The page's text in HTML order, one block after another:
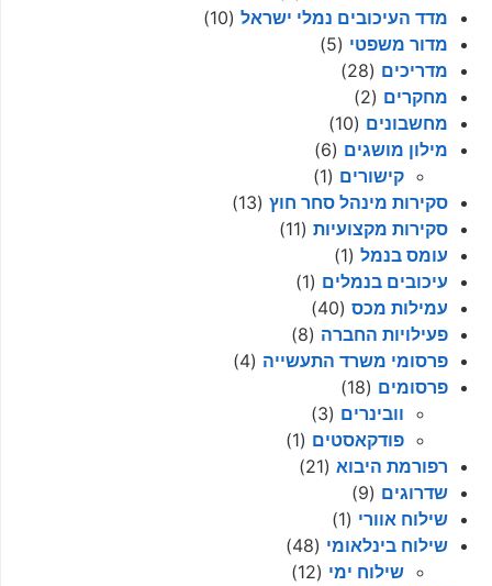
מדד העיכובים נמלי ישראל (10)
מדור משפטי (5)
מדריכים (28)
מחקרים (2)
מחשבונים (10)
מילון מושגים (6)
קישורים (1)
סקירות מינהל סחר חוץ (13)
סקירות מקצועיות (11)
עומס בנמל (1)
עיכובים בנמלים (1)
עמילות מכס (40)
פעילויות החברה (8)
פרסומי משרד התעשייה (4)
פרסומים (18)
וובינרים (3)
פודקאסטים (1)
רפורמת היבוא (21)
שדרוגים (9)
שילוח אוורי (1)
שילוח בינלאומי (48)
שילוח ימי (12)